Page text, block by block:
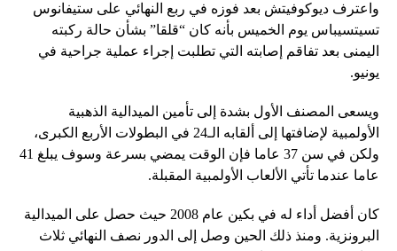
واعترف ديوكوفيتش بعد فوزه في ربع النهائي على ستيفانوس
تسيتسيباس يوم الخميس بأنه كان “قلقا” بشأن حالة ركبته
اليمنى بعد تفاقم إصابته التي تطلبت إجراء عملية جراحية في
يونيو.
ويسعى المصنف الأول بشدة إلى تأمين الميدالية الذهبية
الأولمبية لإضافتها إلى ألقابه الـ24 في البطولات الأربع الكبرى،
ولكن في سن 37 عاما فإن الوقت يمضي بسرعة وسوف يبلغ 41
عاما عندما تأتي الألعاب الأولمبية المقبلة.
كان أفضل أداء له في بكين عام 2008 حيث حصل على الميدالية
البرونزية. ومنذ ذلك الحين وصل إلى الدور نصف النهائي ثلاث